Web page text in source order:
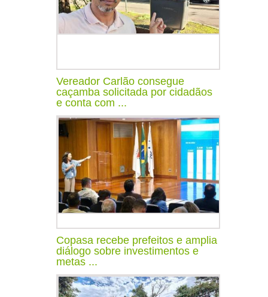
Vereador Carlão consegue
caçamba solicitada por cidadãos
e conta com ...
Copasa recebe prefeitos e amplia
diálogo sobre investimentos e
metas ...